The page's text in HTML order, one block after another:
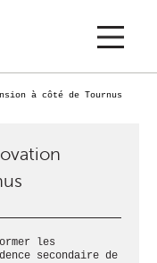
MENTIONS
les
secondaire de